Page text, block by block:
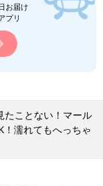
お届け
プリ
たことない！マール
濡れてもへっちゃ